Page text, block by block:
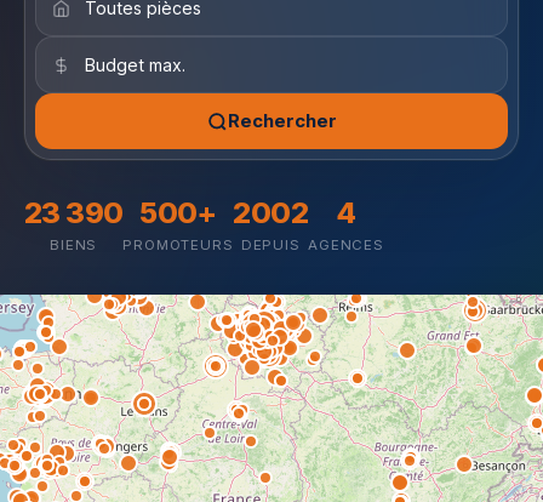
Rechercher
23 390
BIENS
500+
PROMOTEURS
2002
DEPUIS
4
AGENCES